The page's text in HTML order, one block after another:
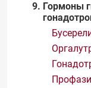
Гормоны
Профази